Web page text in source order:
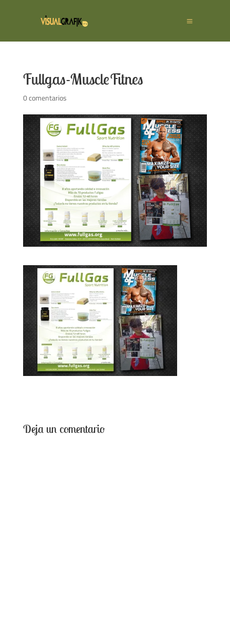
Fullgas-MuscleFitnes
0 comentarios
Deja un comentario